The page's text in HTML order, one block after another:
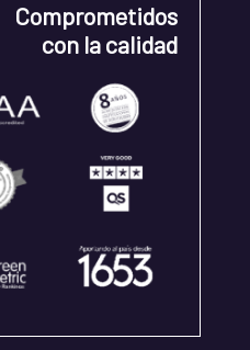
Comprometidos
con la calidad